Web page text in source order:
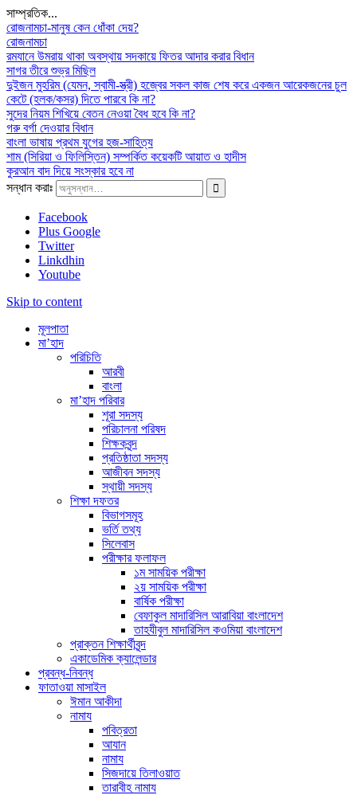
সাম্প্রতিক...
রোজনামচা-মানুষ কেন ধোঁকা দেয়?
রোজনামচা
রমযানে উমরায় থাকা অবস্থায় সদকায়ে ফিতর আদার করার বিধান
সাগর তীরে শুভ্র মিছিল
দুইজন মুহরিম (যেমন, স্বামী-স্ত্রী) হজ্বের সকল কাজ শেষ করে একজন আরেকজনের চুল
কেটে (হলক/কসর) দিতে পারবে কি না?
সুদের নিয়ম শিখিয়ে বেতন নেওয়া বৈধ হবে কি না?
গরু বর্গা দেওয়ার বিধান
বাংলা ভাষায় প্রথম যুগের হজ-সাহিত্য
শাম (সিরিয়া ও ফিলিস্তিন) সম্পর্কিত কয়েকটি আয়াত ও হাদীস
কুরআন বাদ দিয়ে সংস্কার হবে না
সন্ধান করাঃ
Facebook
Plus Google
Twitter
Linkdhin
Youtube
Skip to content
মূলপাতা
মা’হাদ
পরিচিতি
আরবী
বাংলা
মা’হাদ পরিবার
শূরা সদস্য
পরিচালনা পরিষদ
শিক্ষকবৃন্দ
প্রতিষ্ঠাতা সদস্য
আজীবন সদস্য
স্থায়ী সদস্য
শিক্ষা দফতর
বিভাগসমূহ
ভর্তি তথ্য
সিলেবাস
পরীক্ষার ফলাফল
১ম সাময়িক পরীক্ষা
২য় সাময়িক পরীক্ষা
বার্ষিক পরীক্ষা
বেফাকুল মাদারিসিল আরাবিয়া বাংলাদেশ
তাহযীবুল মাদারিসিল কওমিয়া বাংলাদেশ
প্রাক্তন শিক্ষার্থীবৃন্দ
একাডেমিক ক্যালেন্ডার
প্রবন্ধ-নিবন্ধ
ফাতাওয়া মাসাইল
ঈমান আকীদা
নামায
পবিত্রতা
আযান
নামায
সিজদায়ে তিলাওয়াত
তারাবীহ নামায